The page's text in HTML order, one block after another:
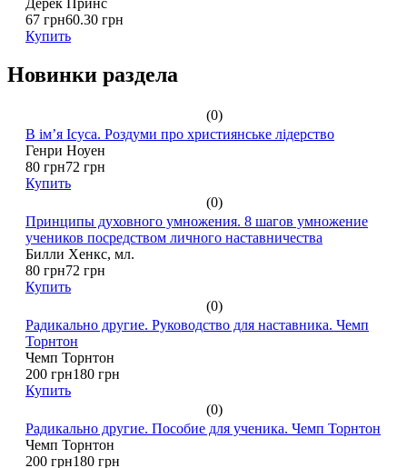
67 грн60.30 грн
Купить
Новинки раздела
(0)
В ім’я Ісуса. Роздуми про християнське лідерство
Генри Ноуен
80 грн72 грн
Купить
(0)
Принципы духовного умножения. 8 шагов умножение
учеников посредством личного наставничества
Билли Хенкс, мл.
80 грн72 грн
Купить
(0)
Радикально другие. Руководство для наставника. Чемп
Торнтон
Чемп Торнтон
200 грн180 грн
Купить
(0)
Радикально другие. Пособие для ученика. Чемп Торнтон
Чемп Торнтон
200 грн180 грн